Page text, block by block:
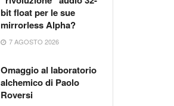
bit float per le sue
mirrorless Alpha?
7 AGOSTO 2026
Omaggio al laboratorio
alchemico di Paolo
Roversi